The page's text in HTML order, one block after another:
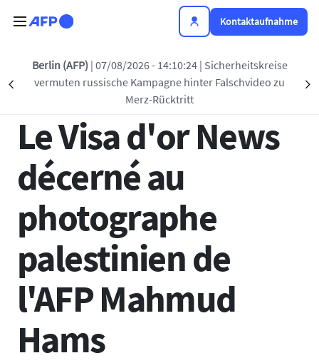
Kontaktaufnahme
Précédent
Berlin (AFP) | 07/08/2026 - 14:10:24 | Sicherheitskreise
vermuten russische Kampagne hinter Falschvideo zu
Merz-Rücktritt
Zurück zur Liste
Le Visa d'or News
décerné au
photographe
palestinien de
l'AFP Mahmud
Hams